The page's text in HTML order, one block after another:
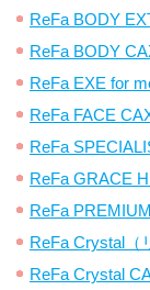
ReFa BODY
ReFa BODY
ReFa EXE for
ReFa FACE
ReFa
ReFa GRACE
ReFa
ReFa Crystal（
ReFa Crystal